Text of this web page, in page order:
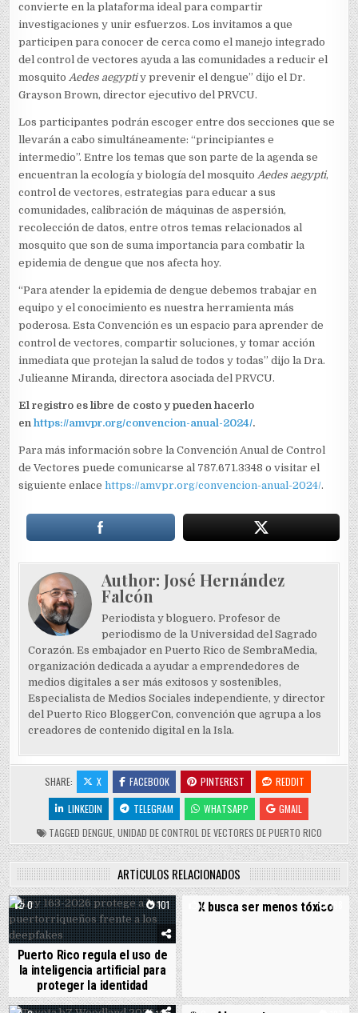
convierte en la plataforma ideal para compartir
investigaciones y unir esfuerzos. Los invitamos a que
participen para conocer de cerca como el manejo integrado
del control de vectores ayuda a las comunidades a reducir el
mosquitoAedes aegyptiy prevenir el dengue” dijo el Dr.
Grayson Brown, director ejecutivo del PRVCU.
Los participantes podrán escoger entre dos secciones que se
llevarán a cabo simultáneamente: “principiantes e
intermedio”. Entre los temas que son parte de la agenda se
encuentran la ecología y biología del mosquitoAedes aegypti,
control de vectores, estrategias para educar a sus
comunidades, calibración de máquinas de aspersión,
recolección de datos, entre otros temas relacionados al
mosquito que son de suma importancia para combatir la
epidemia de dengue que nos afecta hoy.
“Para atender la epidemia de dengue debemos trabajar en
equipo y el conocimiento es nuestra herramienta más
poderosa. Esta Convención es un espacio para aprender de
control de vectores, compartir soluciones, y tomar acción
inmediata que protejan la salud de todos y todas” dijo la Dra.
Julieanne Miranda, directora asociada del PRVCU.
El registro es libre de costo y pueden hacerlo
enhttps://amvpr.org/convencion-anual-2024/.
Para más información sobre la Convención Anual de Control
de Vectores puede comunicarse al 787.671.3348 o visitar el
siguiente enlacehttps://amvpr.org/convencion-anual-2024/.
Author:José Hernández
Falcón
Periodista y bloguero. Profesor de
periodismo de la Universidad del Sagrado
Corazón. Es embajador en Puerto Rico de SembraMedia,
organización dedicada a ayudar a emprendedores de
medios digitales a ser más exitosos y sostenibles,
Especialista de Medios Sociales independiente, y director
del Puerto Rico BloggerCon, convención que agrupa a los
creadores de contenido digital en la Isla.
SHARE: X FACEBOOK PINTEREST
REDDIT
LINKEDIN
TELEGRAM WHATSAPP
GMAIL
TAGGED DENGUE, UNIDAD DE CONTROL DE VECTORES DE PUERTO RICO
ARTÍCULOS RELACIONADOS
0 101
Puerto Rico regula el uso de
la inteligencia artificial para
proteger la identidad
0 168
X busca ser menos tóxico